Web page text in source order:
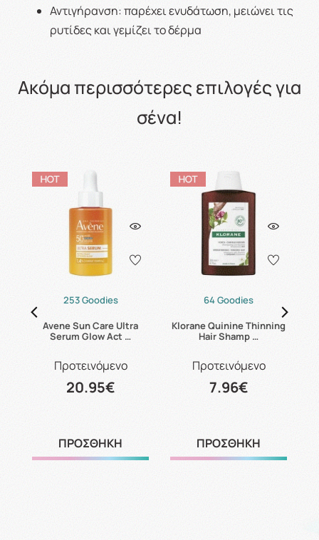
Αντιγήρανση: παρέχει ενυδάτωση, μειώνει τις
ρυτίδες και γεμίζει το δέρμα
Ακόμα περισσότερες επιλογές για
σένα!
253 Goodies
Avene Sun Care Ultra
Serum Glow Act …
Προτεινόμενο
20.95€
ΠΡΟΣΘΗΚΗ
64 Goodies
Klorane Quinine Thinning
Hair Shamp …
Προτεινόμενο
7.96€
ΠΡΟΣΘΗΚΗ